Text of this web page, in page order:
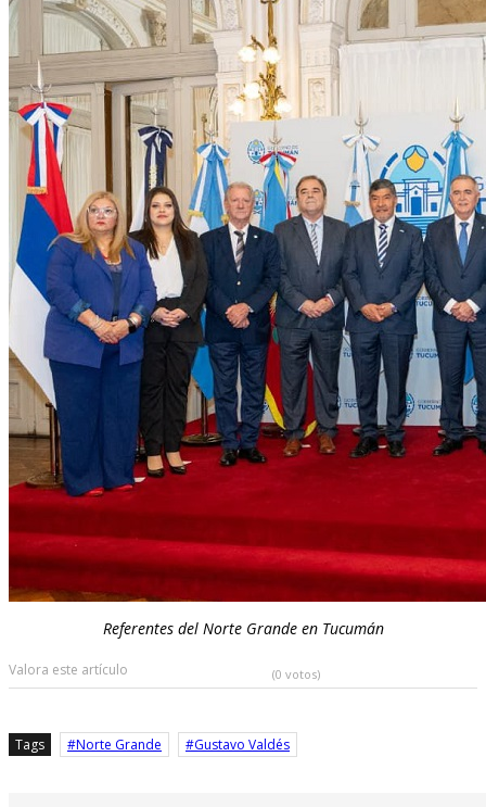
Referentes del Norte Grande en Tucumán
Valora este artículo (0 votos)
Tags Norte Grande Gustavo Valdés